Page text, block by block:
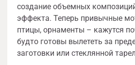
создание объемных
эффекта. Теперь привычные
птицы, орнаменты – кажутся
будто готовы вылететь за
заготовки или стеклянной